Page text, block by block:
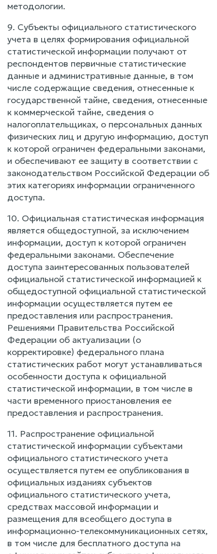
методологии.
9. Субъекты официального статистического
учета в целях формирования официальной
статистической информации получают от
респондентов первичные статистические
данные и административные данные, в том
числе содержащие сведения, отнесенные к
государственной тайне, сведения, отнесенные
к коммерческой тайне, сведения о
налогоплательщиках, о персональных данных
физических лиц и другую информацию, доступ
к которой ограничен федеральными законами,
и обеспечивают ее защиту в соответствии с
законодательством Российской Федерации об
этих категориях информации ограниченного
доступа.
10. Официальная статистическая информация
является общедоступной, за исключением
информации, доступ к которой ограничен
федеральными законами. Обеспечение
доступа заинтересованных пользователей
официальной статистической информацией к
общедоступной официальной статистической
информации осуществляется путем ее
предоставления или распространения.
Решениями Правительства Российской
Федерации об актуализации (о
корректировке) федерального плана
статистических работ могут устанавливаться
особенности доступа к официальной
статистической информации, в том числе в
части временного приостановления ее
предоставления и распространения.
11. Распространение официальной
статистической информации субъектами
официального статистического учета
осуществляется путем ее опубликования в
официальных изданиях субъектов
официального статистического учета,
средствах массовой информации и
размещения для всеобщего доступа в
информационно-телекоммуникационных сетях,
в том числе для бесплатного доступа на